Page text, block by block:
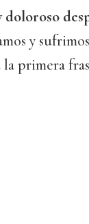
y sufrimos
primera